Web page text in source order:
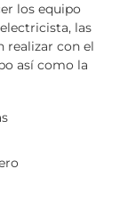
los equipo
las
realizar con el
así como la